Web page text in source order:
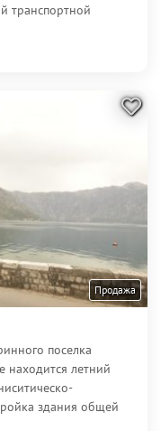
транспортной
Продажа
поселка
находится летний
здания общей